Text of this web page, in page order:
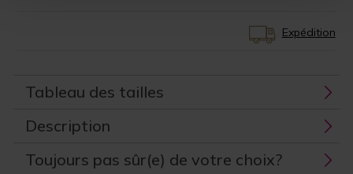
Expédition
Tableau des tailles
Description
Toujours pas sûr(e) de votre choix?